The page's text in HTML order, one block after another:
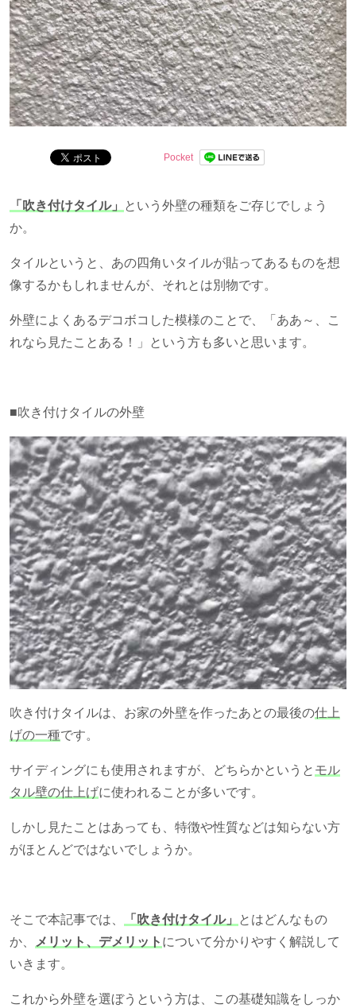
Pocket
「吹き付けタイル」
という外壁の種類をご存じでしょう
か。
タイルというと、あの四角いタイルが貼ってあるものを想
像するかもしれませんが、それとは別物です。
外壁によくあるデコボコした模様のことで、「ああ～、こ
れなら見たことある！」という方も多いと思います。
■吹き付けタイルの外壁
吹き付けタイルは、お家の外壁を作ったあとの最後の仕上
げの一種です。
サイディングにも使用されますが、どちらかというと モル
タル壁の仕上げに使われることが多いです。
しかし見たことはあっても、特徴や性質などは知らない方
がほとんどではないでしょうか。
そこで本記事では、 「吹き付けタイル」
とはどんなもの
か、
メリット、デメリット について分かりやすく解説して
いきます。
これから外壁を選ぼうという方は、この基礎知識をしっか